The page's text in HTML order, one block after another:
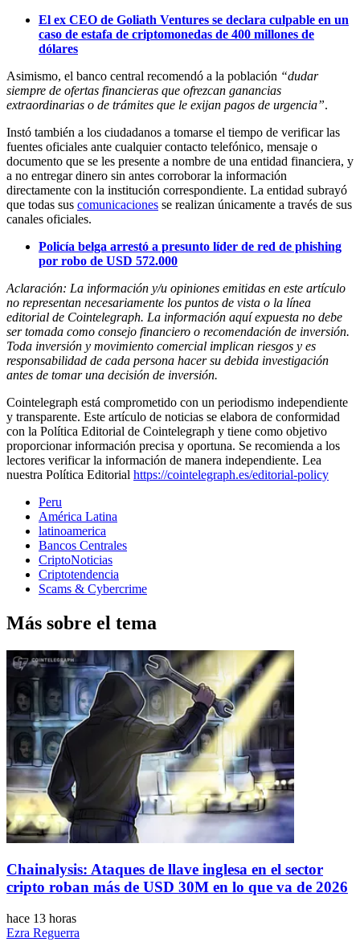
El ex CEO de Goliath Ventures se declara culpable en un
caso de estafa de criptomonedas de 400 millones de
dólares
Asimismo, el banco central recomendó a la población “dudar
siempre de ofertas financieras que ofrezcan ganancias
extraordinarias o de trámites que le exijan pagos de urgencia”.
Instó también a los ciudadanos a tomarse el tiempo de verificar las
fuentes oficiales ante cualquier contacto telefónico, mensaje o
documento que se les presente a nombre de una entidad financiera, y
a no entregar dinero sin antes corroborar la información
directamente con la institución correspondiente. La entidad subrayó
que todas sus comunicaciones se realizan únicamente a través de sus
canales oficiales.
Policía belga arrestó a presunto líder de red de phishing
por robo de USD 572.000
Aclaración: La información y/u opiniones emitidas en este artículo
no representan necesariamente los puntos de vista o la línea
editorial de Cointelegraph. La información aquí expuesta no debe
ser tomada como consejo financiero o recomendación de inversión.
Toda inversión y movimiento comercial implican riesgos y es
responsabilidad de cada persona hacer su debida investigación
antes de tomar una decisión de inversión.
Cointelegraph está comprometido con un periodismo independiente
y transparente. Este artículo de noticias se elabora de conformidad
con la Política Editorial de Cointelegraph y tiene como objetivo
proporcionar información precisa y oportuna. Se recomienda a los
lectores verificar la información de manera independiente. Lea
nuestra Política Editorial https://cointelegraph.es/editorial-policy
Peru
América Latina
latinoamerica
Bancos Centrales
CriptoNoticias
Criptotendencia
Scams & Cybercrime
Más sobre el tema
Chainalysis: Ataques de llave inglesa en el sector
cripto roban más de USD 30M en lo que va de 2026
hace 13 horas
Ezra Reguerra